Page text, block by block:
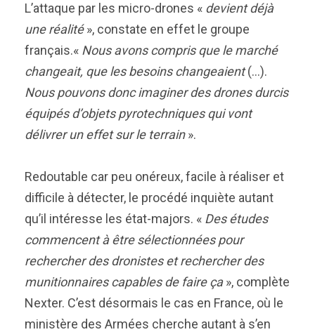
L’attaque par les micro-drones « devient déjà
une réalité», constate en effet le groupe
français.« Nous avons compris que le marché
changeait, que les besoins changeaient(…).
Nous pouvons donc imaginer des drones durcis
équipés d’objets pyrotechniques qui vont
délivrer un effet sur le terrain».
Redoutable car peu onéreux, facile à réaliser et
difficile à détecter, le procédé inquiète autant
qu’il intéresse les état-majors. « Des études
commencent à être sélectionnées pour
rechercher des dronistes et rechercher des
munitionnaires capables de faire ça», complète
Nexter. C’est désormais le cas en France, où le
ministère des Armées cherche autant à s’en